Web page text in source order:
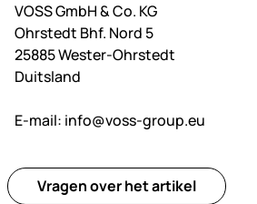
VOSS GmbH & Co. KG
Ohrstedt Bhf. Nord 5
25885 Wester-Ohrstedt
Duitsland
E-mail: info@voss-group.eu
Vragen over het artikel